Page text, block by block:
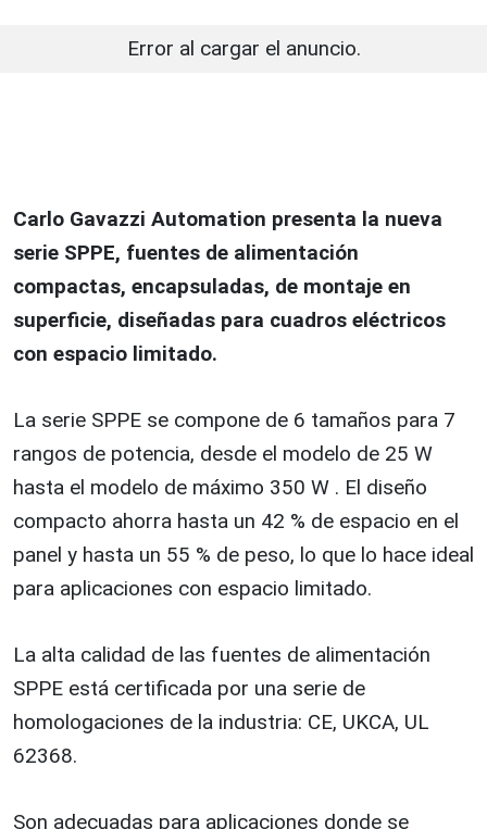
Error al cargar el anuncio.
Carlo Gavazzi Automation presenta la nueva
serie SPPE, fuentes de alimentación
compactas, encapsuladas, de montaje en
superficie, diseñadas para cuadros eléctricos
con espacio limitado.
La serie SPPE se compone de 6 tamaños para 7
rangos de potencia, desde el modelo de 25 W
hasta el modelo de máximo 350 W . El diseño
compacto ahorra hasta un 42 % de espacio en el
panel y hasta un 55 % de peso, lo que lo hace ideal
para aplicaciones con espacio limitado.
La alta calidad de las fuentes de alimentación
SPPE está certificada por una serie de
homologaciones de la industria: CE, UKCA, UL
62368.
Son adecuadas para aplicaciones donde se